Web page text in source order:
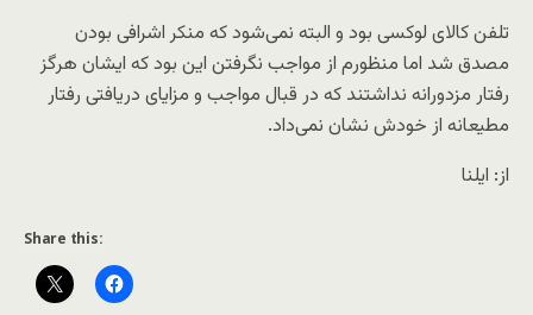
تلفن کالای لوکسی بود و البته نمی‌شود که منکر اشرافی بودن
مصدق شد اما منظورم از مواجب نگرفتن این بود که ایشان هرگز
رفتار مزدورانه نداشتند که در قبال مواجب و مزایای دریافتی رفتار
مطیعانه از خودش نشان نمی‌داد.
از: ایلنا
Share this: